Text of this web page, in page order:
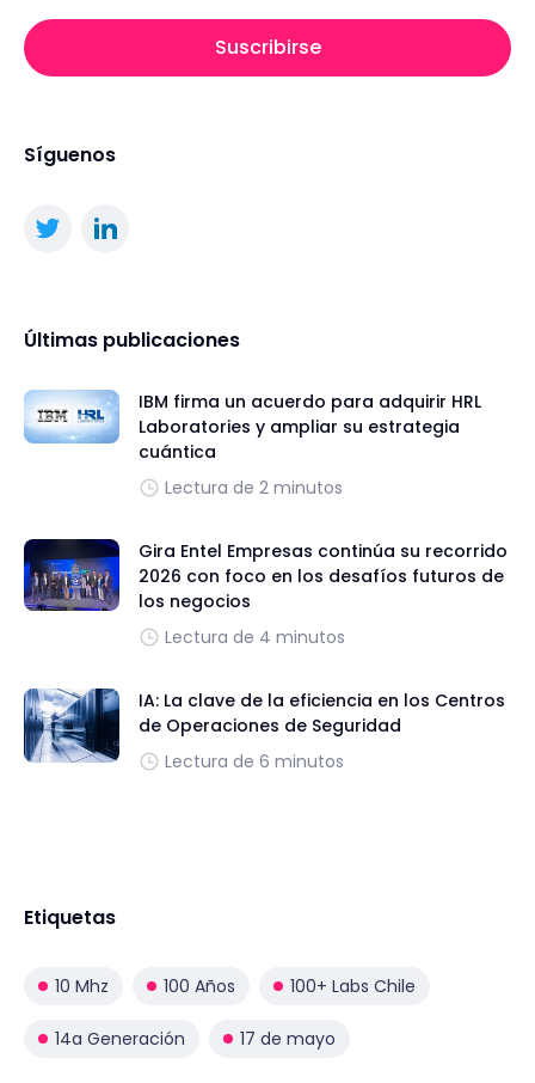
Suscribirse
Síguenos
Últimas publicaciones
IBM firma un acuerdo para adquirir HRL
Laboratories y ampliar su estrategia
cuántica
Lectura de 2 minutos
Gira Entel Empresas continúa su recorrido
2026 con foco en los desafíos futuros de
los negocios
Lectura de 4 minutos
IA: La clave de la eficiencia en los Centros
de Operaciones de Seguridad
Lectura de 6 minutos
Etiquetas
10 Mhz 100 Años 100+ Labs Chile
14a Generación 17 de mayo